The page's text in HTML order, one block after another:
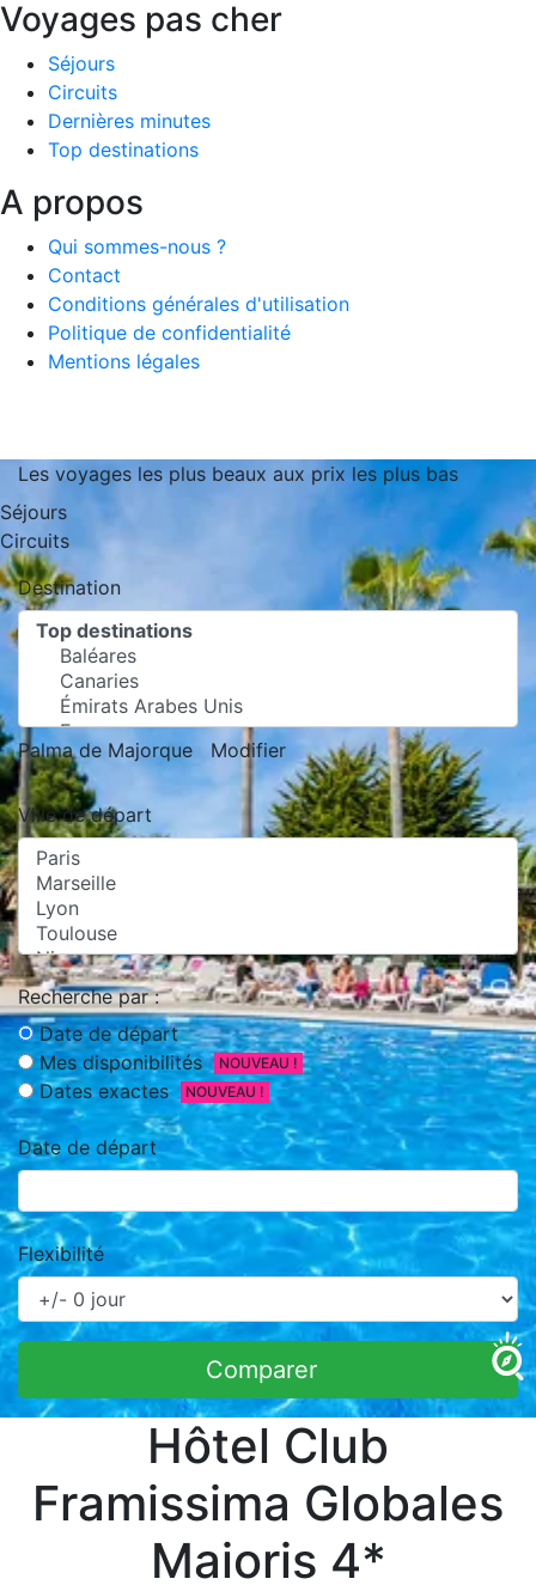
Voyages pas cher
Séjours
Circuits
Dernières minutes
Top destinations
A propos
Qui sommes-nous ?
Contact
Conditions générales d'utilisation
Politique de confidentialité
Mentions légales
Les voyages les plus beaux aux prix les plus bas
Séjours
Circuits
Destination
Palma de Majorque Modifier
Ville de départ
Recherche par :
Date de départ
Mes disponibilités
NOUVEAU !
Dates exactes NOUVEAU !
Date de départ
Flexibilité
Comparer
Hôtel Club
Framissima Globales
Maioris 4*